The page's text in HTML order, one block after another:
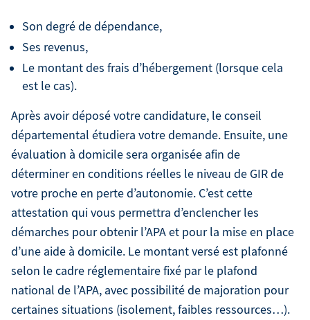
Son degré de dépendance,
Ses revenus,
Le montant des frais d’hébergement (lorsque cela
est le cas).
Après avoir déposé votre candidature, le conseil
départemental étudiera votre demande. Ensuite, une
évaluation à domicile sera organisée afin de
déterminer en conditions réelles le niveau de GIR de
votre proche en perte d’autonomie. C’est cette
attestation qui vous permettra d’enclencher les
démarches pour obtenir l’APA et pour la mise en place
d’une aide à domicile. Le montant versé est plafonné
selon le cadre réglementaire fixé par le plafond
national de l’APA, avec possibilité de majoration pour
certaines situations (isolement, faibles ressources…).